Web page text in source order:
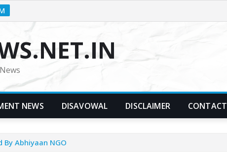
NEWS DISAVOWAL DISCLAIMER CONTACT
Abhiyaan NGO